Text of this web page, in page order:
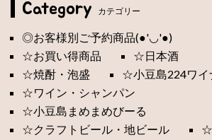
Category カテゴリー
◎お客様別ご予約商品(●'◡'●)
☆お買い得商品
☆日本酒
☆焼酎・泡盛
☆小豆島224ワイ
☆ワイン・シャンパン
☆小豆島まめまめびーる
☆クラフトビール・地ビール
☆